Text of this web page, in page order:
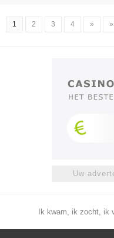
1 2 3 4 »
Uw
Ik kwam, ik zocht, ik